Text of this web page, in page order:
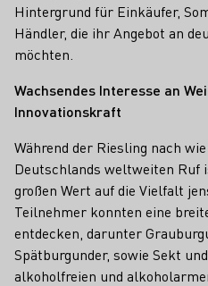
Hintergrund für Einkäufer,
Händler, die ihr Angebot an
möchten.
Wachsendes Interesse an
Innovationskraft
Während der Riesling nach
Deutschlands weltweiten Ruf
großen Wert auf die Vielfalt
Teilnehmer konnten eine
entdecken, darunter
Spätburgunder, sowie Sekt
alkoholfreien und